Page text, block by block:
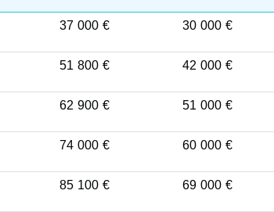
37 000 € 30 000 €
51 800 € 42 000 €
62 900 € 51 000 €
74 000 € 60 000 €
85 100 € 69 000 €